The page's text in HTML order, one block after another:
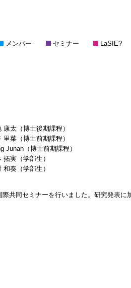
メンバー セミナー LaSIE?
康太（博士後期課程）
里菜（博士前期課程）
Junan（博士前期課程）
拓実（学部生）
和奏（学部生）
共同セミナーを行いました。研究発表に